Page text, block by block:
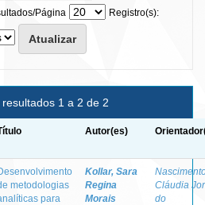
Página
Registro(s):
1 a 2 de 2
Autor(es)
metodologias
para
Kollar, Sara
Regina
Morais
Cláudia
do